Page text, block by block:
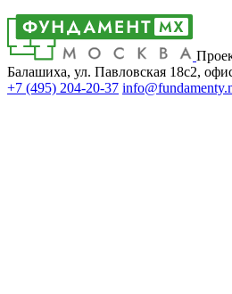
Балашиха, ул. Павловская 18с2,
+7 (495) 204-20-37